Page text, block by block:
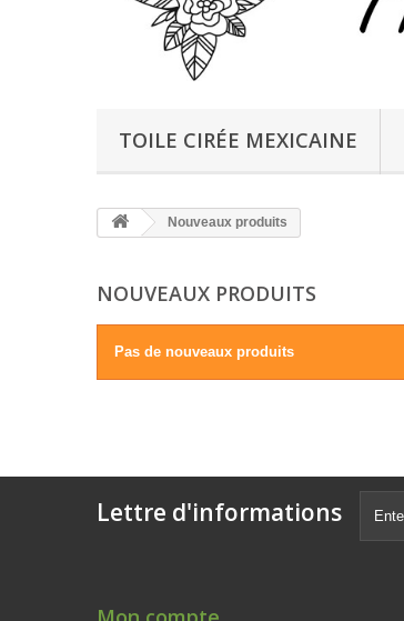
TOILE CIRÉE MEXICAINE
Nouveaux produits
NOUVEAUX PRODUITS
Pas de nouveaux produits
Lettre d'informations